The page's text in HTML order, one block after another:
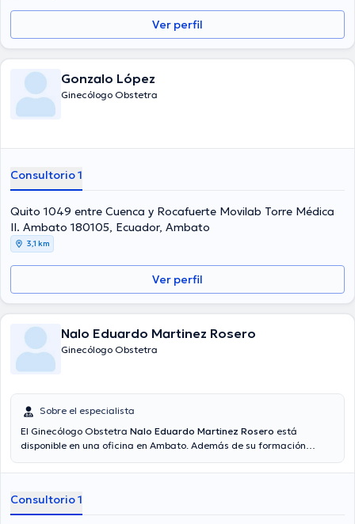
Ver perfil
Gonzalo López
Ginecólogo Obstetra
Consultorio 1
Quito 1049 entre Cuenca y Rocafuerte Movilab Torre Médica
II. Ambato 180105, Ecuador, Ambato
3,1 km
Ver perfil
Nalo Eduardo Martinez Rosero
Ginecólogo Obstetra
Sobre el especialista
El Ginecólogo Obstetra Nalo Eduardo Martinez Rosero está
disponible en una oficina en Ambato. Además de su formación
en su área de especialidad. El profesional de la salud posee años de
ha desempeñado como miembro de diversas asociaciones médicas.
Nalo Eduardo Martinez Rosero ha compartido en diversas
Consultorio 1